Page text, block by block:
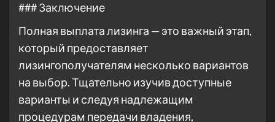
### Заключение
Полная выплата лизинга — это важный этап,
который предоставляет
лизингополучателям несколько вариантов
на выбор. Тщательно изучив доступные
варианты и следуя надлежащим
процедурам передачи владения,